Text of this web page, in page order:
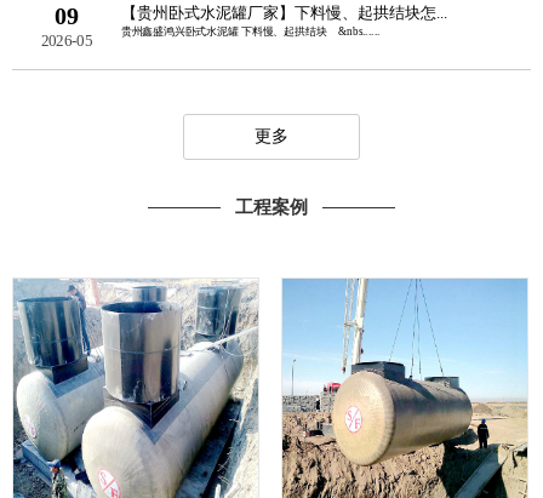
09
2026-05
【贵州卧式水泥罐厂家】下料慢、起拱结块怎...
贵州鑫盛鸿兴卧式水泥罐 下料慢、起拱结块 &nbs......
更多
工程案例